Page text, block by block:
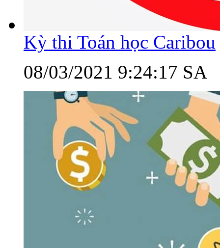
Kỳ thi Toán học Caribou
08/03/2021 9:24:17 SA